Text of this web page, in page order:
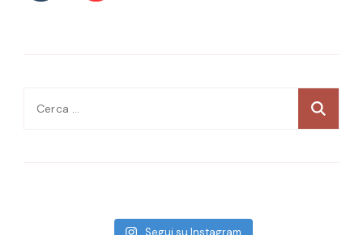
Ricerca
Segui su Instagram